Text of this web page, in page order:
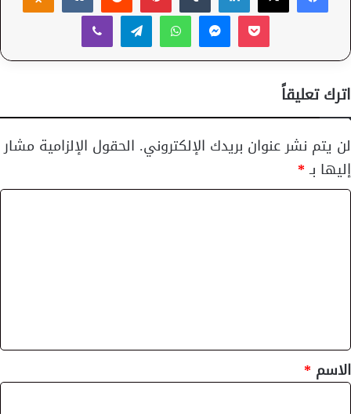
‫Pocketماسنجرواتسابتيلقرامڤايبر
اترك تعليقاً
لن يتم نشر عنوان بريدك الإلكتروني. الحقول الإلزامية مشار
إليها بـ*
ا
ق
*
الاسم *